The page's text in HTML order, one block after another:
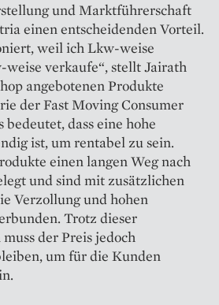
und Marktführerschaft
einen entscheidenden Vorteil.
weil ich Lkw-weise
verkaufe“, stellt Jairath
angebotenen ­Produkte
der Fast Moving Consumer
dass eine hohe
ist, um rentabel zu sein.
einen langen Weg nach
und sind mit zusätz­lichen
Verzollung und hohen
Trotz dieser
der Preis jedoch
um für die Kunden